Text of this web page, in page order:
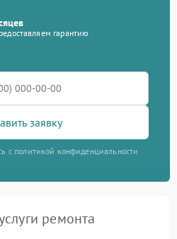
гарантию
заявку
с политикой конфиденциальности
ремонта